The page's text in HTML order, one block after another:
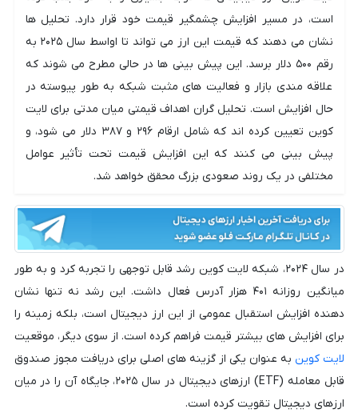
است، در مسیر افزایش چشمگیر قیمت خود قرار دارد. تحلیل ها
نشان می دهند که قیمت این ارز می تواند تا اواسط سال ۲۰۲۵ به
رقم ۵۰۰ دلار برسد. این پیش بینی ها در حالی مطرح می شوند که
علاقه مندی بازار و فعالیت های مثبت شبکه به طور پیوسته در
حال افزایش است. تحلیل گران اهداف قیمتی میان مدتی برای لایت
کوین تعیین کرده اند که شامل ارقام ۲۹۶ و ۳۸۷ دلار می شود، و
پیش بینی می کنند که این افزایش قیمت تحت تأثیر عوامل
مختلفی در یک روند صعودی بزرگ محقق خواهد شد.
در سال ۲۰۲۴، شبکه لایت کوین رشد قابل توجهی را تجربه کرد و به طور
میانگین روزانه ۴۰۱ هزار آدرس فعال داشت. این رشد نه تنها نشان
دهنده افزایش استقبال عمومی از این ارز دیجیتال است، بلکه زمینه را
برای افزایش های بیشتر قیمت فراهم کرده است. از سوی دیگر، موقعیت
لایت کوین به عنوان یکی از گزینه های اصلی برای دریافت مجوز صندوق
قابل معامله (ETF) ارزهای دیجیتال در سال ۲۰۲۵، جایگاه آن را در میان
ارزهای دیجیتال تقویت کرده است.